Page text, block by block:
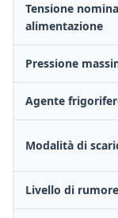
Tensione
alimentazione
Pressione
Agente
Modalità di
Livello di rumore